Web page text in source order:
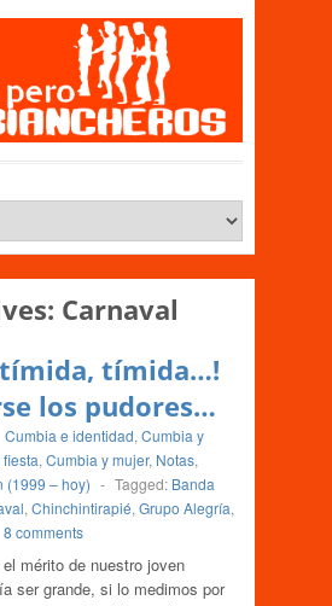
Carnaval
tímida, tímida…!
los pudores…
Cumbia e identidad, Cumbia y
, Cumbia y mujer, Notas,
(1999 – hoy) - Tagged: Banda
, Chinchintirapié, Grupo Alegría,
8 comments
mérito de nuestro joven
ser grande, si lo medimos por